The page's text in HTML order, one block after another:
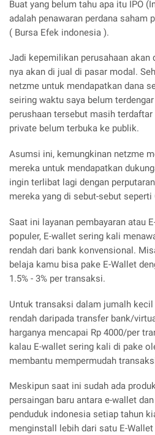
Buat yang belum tahu apa itu IPO
adalah penawaran perdana saham
( Bursa Efek indonesia ).
Jadi kepemilikan perusahaan akan
nya akan di jual di pasar modal.
netzme untuk mendapatkan dana
seiring waktu saya belum
perushaan tersebut masih
private belum terbuka ke publik.
Asumsi ini, kemungkinan netzme
mereka untuk mendapatkan
ingin terlibat lagi dengan
mereka yang di sebut-sebut seperti
Saat ini layanan pembayaran atau
populer, E-wallet sering kali
rendah dari bank konvensional.
belaja kamu bisa pake E-Wallet
1.5% - 3% per transaksi.
Untuk transaksi dalam jumalh
rendah daripada transfer bank/
harganya mencapai Rp 4000/per
kalau E-wallet sering kali di pake
membantu mempermudah
Meskipun saat ini sudah ada
persaingan baru antara e-wallet
penduduk indonesia setiap tahun
menginstall lebih dari satu E-